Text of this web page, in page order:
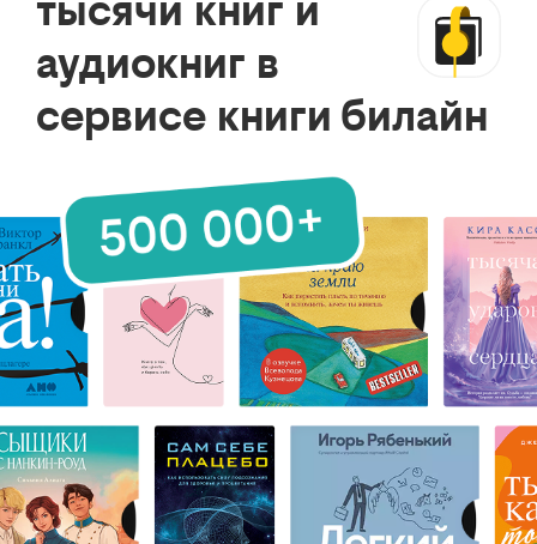
тысячи книг и
аудиокниг в
сервисе книги билайн